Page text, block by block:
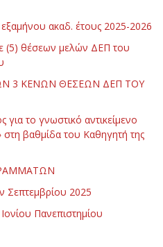
ακαδ. έτους 2025-2026
(5) θέσεων μελών ΔΕΠ του
3 ΚΕΝΩΝ ΘΕΣΕΩΝ ΔΕΠ ΤΟΥ
το γνωστικό αντικείμενο
στη βαθμίδα του Καθηγητή της
Σεπτεμβρίου 2025
Πανεπιστημίου